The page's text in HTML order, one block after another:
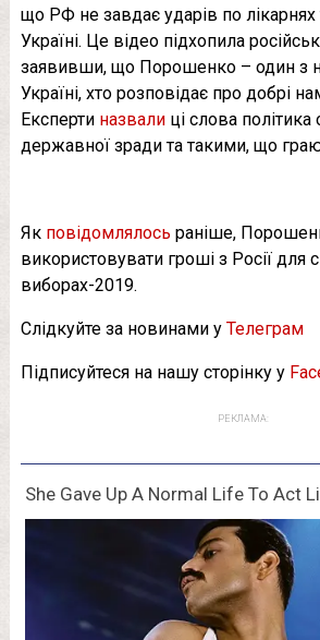
що РФ не завдає ударів по лікарнях
Україні. Це відео підхопила
заявивши, що Порошенко – один з
Україні, хто розповідає про добрі
Експерти назвалиці слова
державної зради та такими, що
Як повідомлялось раніше,
використовувати гроші з Росії для
виборах-2019.
Слідкуйте за новинами у Телеграм
Підписуйтеся на нашу сторінку у
РЕКЛАМА: